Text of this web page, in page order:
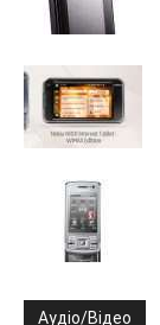
Аудіо/Відео